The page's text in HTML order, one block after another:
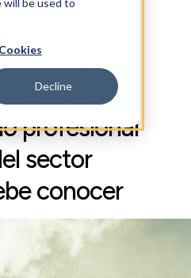
will be used to
Decline
en la
para
profesional
sector
conocer